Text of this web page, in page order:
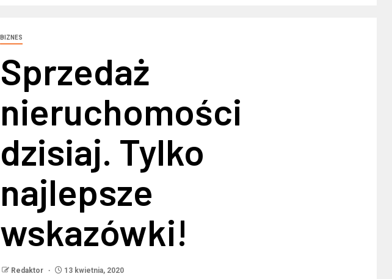
BIZNES
Sprzedaż
nieruchomości
dzisiaj. Tylko
najlepsze
wskazówki!
Redaktor 13 kwietnia, 2020